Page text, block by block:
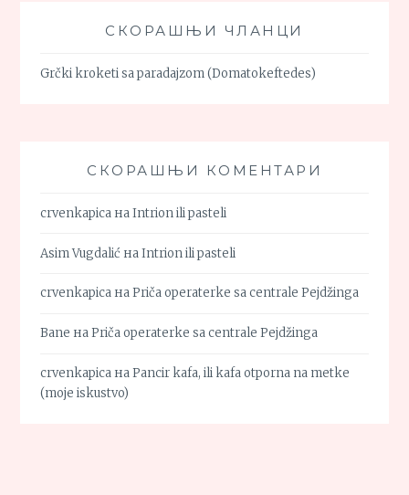
СКОРАШЊИ ЧЛАНЦИ
Grčki kroketi sa paradajzom (Domatokeftedes)
СКОРАШЊИ КОМЕНТАРИ
crvenkapica наIntrion ili pasteli
Asim Vugdalić наIntrion ili pasteli
crvenkapica наPriča operaterke sa centrale Pejdžinga
Bane наPriča operaterke sa centrale Pejdžinga
crvenkapica наPancir kafa, ili kafa otporna na metke
(moje iskustvo)